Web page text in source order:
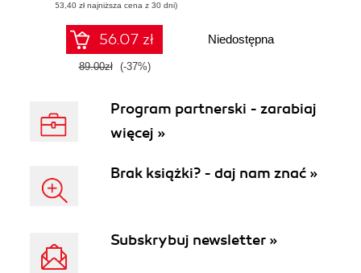
(53,40 zł najniższa cena z 30 dni)
56.07 zł
89.00zł (-37%)
Niedostępna
Program partnerski - zarabiaj
więcej »
Brak książki? - daj nam znać »
Subskrybuj newsletter »